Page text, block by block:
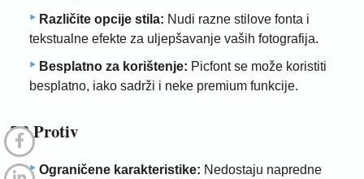
Različite opcije stila: Nudi razne stilove fonta i
tekstualne efekte za uljepšavanje vaših fotografija.
Besplatno za korištenje: Picfont se može koristiti
besplatno, iako sadrži i neke premium funkcije.
5.2 Protiv
Ograničene karakteristike: Nedostaju napredne